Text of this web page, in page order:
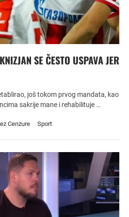
SE ČESTO USPAVA JER
još tokom prvog mandata, kao
sakrije mane i rehabilituje …
Cenzure Sport